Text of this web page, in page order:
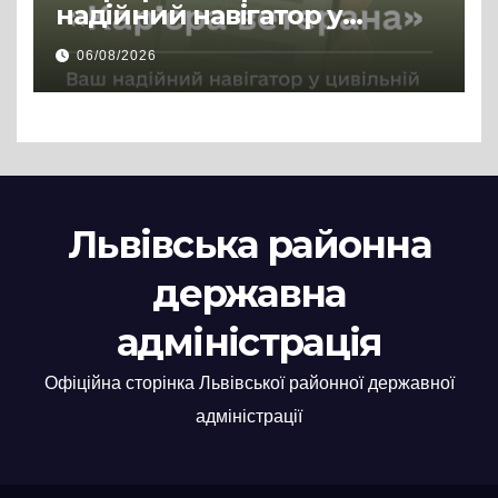
надійний навігатор у
цивільній професії
06/08/2026
Львівська районна
державна
адміністрація
Офіційна сторінка Львівської районної державної
адміністрації